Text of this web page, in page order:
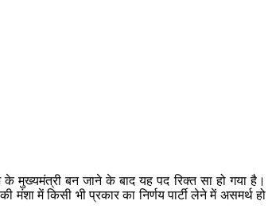
मुख्यमंत्री बन जाने के बाद यह पद रिक्त सा हो गया है।
में किसी भी प्रकार का निर्णय पार्टी लेने में असमर्थ हो